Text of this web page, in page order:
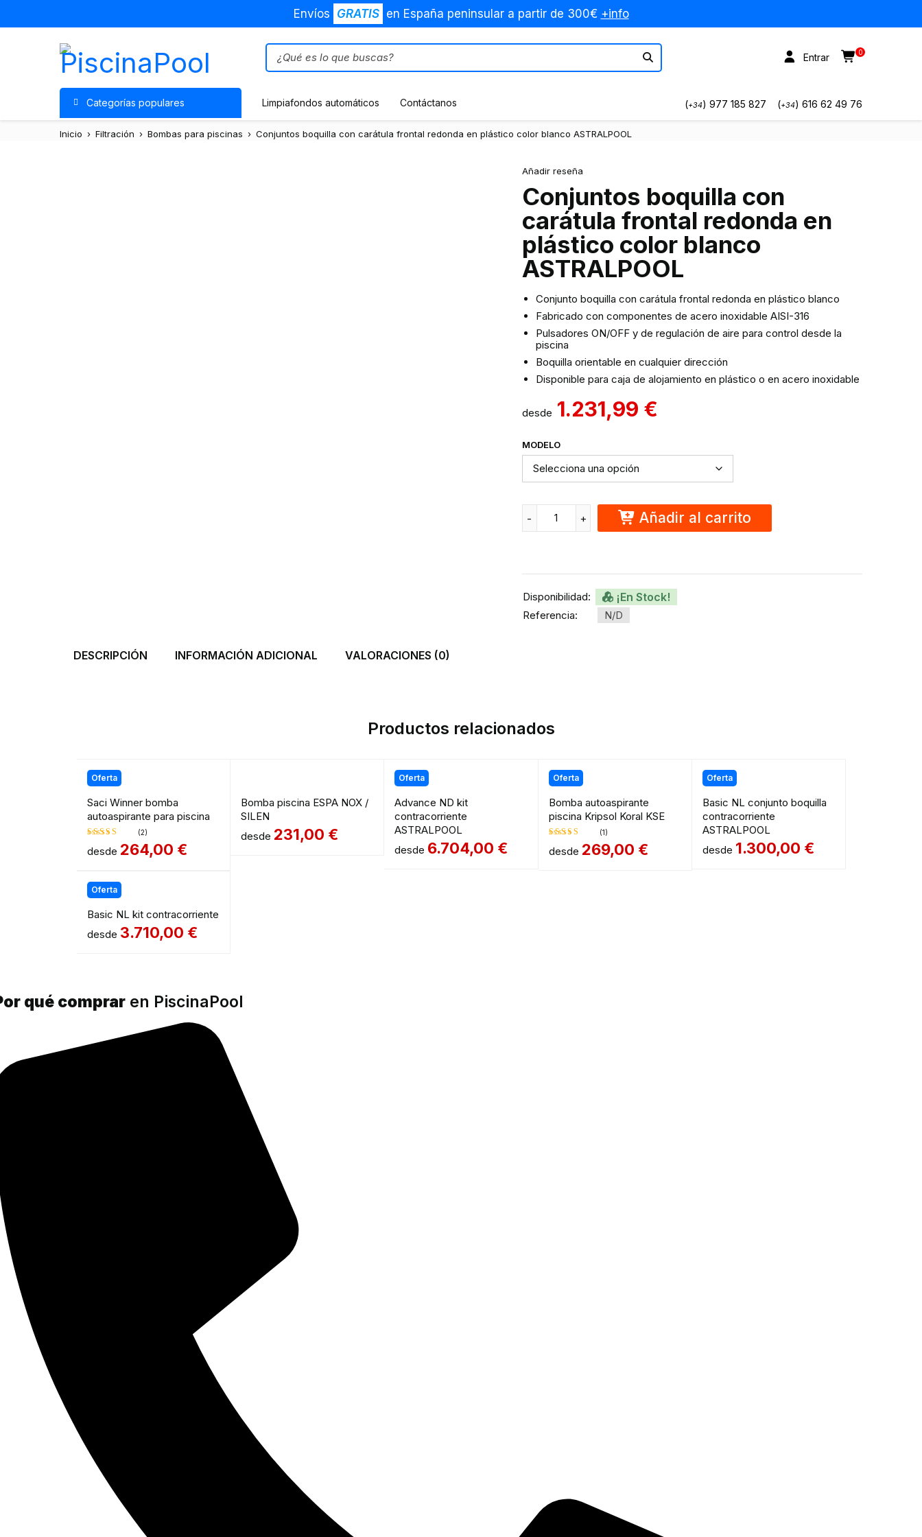
Envíos GRATIS en España peninsular a partir de 300€ +info
0
Entrar
Categorías populares Limpiafondos automáticos Contáctanos (+34) 977 185 827 (+34) 616 62 49 76
Inicio › Filtración › Bombas para piscinas › Conjuntos boquilla con carátula frontal redonda en plástico color blanco ASTRALPOOL
Añadir reseña
Conjuntos boquilla con
carátula frontal redonda en
plástico color blanco
ASTRALPOOL
Conjunto boquilla con carátula frontal redonda en plástico blanco
Fabricado con componentes de acero inoxidable AISI-316
Pulsadores ON/OFF y de regulación de aire para control desde la
piscina
Boquilla orientable en cualquier dirección
Disponible para caja de alojamiento en plástico o en acero inoxidable
desde 1.231,99 €
MODELO
Añadir al carrito
Disponibilidad: ¡En Stock!
Referencia: N/D
DESCRIPCIÓN INFORMACIÓN ADICIONAL VALORACIONES (0)
Productos relacionados
Oferta
Saci Winner bomba
autoaspirante para piscina
Valorado
(2)
desde 264,00 €
Bomba piscina ESPA NOX /
SILEN
desde 231,00 €
Oferta
Advance ND kit
contracorriente
ASTRALPOOL
desde 6.704,00 €
Oferta
Bomba autoaspirante
piscina Kripsol Koral KSE
Valorado
(1)
desde 269,00 €
Oferta
Basic NL conjunto boquilla
contracorriente
ASTRALPOOL
desde 1.300,00 €
Oferta
Basic NL kit contracorriente
desde 3.710,00 €
qué comprar en PiscinaPool